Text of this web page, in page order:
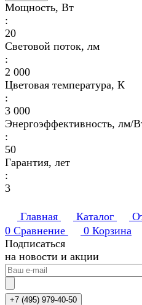
Мощность, Вт
:
20
Световой поток, лм
:
2 000
Цветовая температура, К
:
3 000
Энергоэффективность, лм/
:
50
Гарантия, лет
:
3
Главная Каталог
0 Сравнение 0 Корзина
Подписаться
на новости и акции
+7 (495) 979-40-50